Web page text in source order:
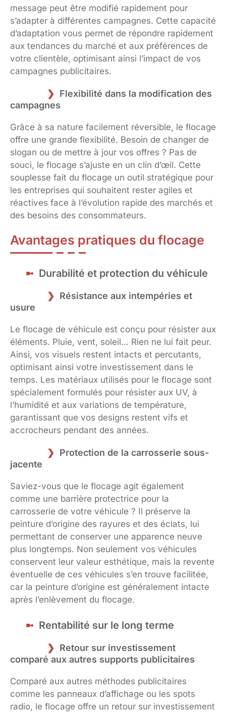
message peut être modifié rapidement pour
s’adapter à différentes campagnes. Cette capacité
d’adaptation vous permet de répondre rapidement
aux tendances du marché et aux préférences de
votre clientèle, optimisant ainsi l’impact de vos
campagnes publicitaires.
Flexibilité dans la modification des
campagnes
Grâce à sa nature facilement réversible, le flocage
offre une grande flexibilité. Besoin de changer de
slogan ou de mettre à jour vos offres ? Pas de
souci, le flocage s’ajuste en un clin d’œil. Cette
souplesse fait du flocage un outil stratégique pour
les entreprises qui souhaitent rester agiles et
réactives face à l’évolution rapide des marchés et
des besoins des consommateurs.
Avantages pratiques du flocage
Durabilité et protection du véhicule
Résistance aux intempéries et
usure
Le flocage de véhicule est conçu pour résister aux
éléments. Pluie, vent, soleil… Rien ne lui fait peur.
Ainsi, vos visuels restent intacts et percutants,
optimisant ainsi votre investissement dans le
temps. Les matériaux utilisés pour le flocage sont
spécialement formulés pour résister aux UV, à
l’humidité et aux variations de température,
garantissant que vos designs restent vifs et
accrocheurs pendant des années.
Protection de la carrosserie sous-
jacente
Saviez-vous que le flocage agit également
comme une barrière protectrice pour la
carrosserie de votre véhicule ? Il préserve la
peinture d’origine des rayures et des éclats, lui
permettant de conserver une apparence neuve
plus longtemps. Non seulement vos véhicules
conservent leur valeur esthétique, mais la revente
éventuelle de ces véhicules s’en trouve facilitée,
car la peinture d’origine est généralement intacte
après l’enlèvement du flocage.
Rentabilité sur le long terme
Retour sur investissement
comparé aux autres supports publicitaires
Comparé aux autres méthodes publicitaires
comme les panneaux d’affichage ou les spots
radio, le flocage offre un retour sur investissement